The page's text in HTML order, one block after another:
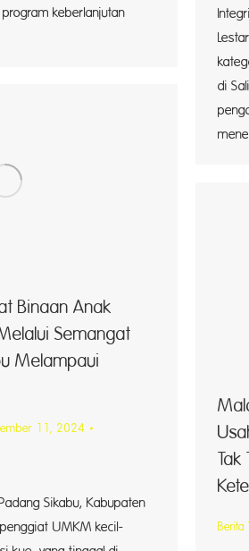
keberlanjutan
di
Binaan Anak
Semangat
Melampaui
11, 2024
Sikabu, Kabupaten
UMKM kecil-
Berita